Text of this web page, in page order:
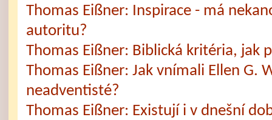
Thomas Eißner: Inspirace - má
autoritu?
Thomas Eißner: Biblická kritéria, jak
Thomas Eißner: Jak vnímali Ellen G.
neadventisté?
Thomas Eißner: Existují i v dnešní